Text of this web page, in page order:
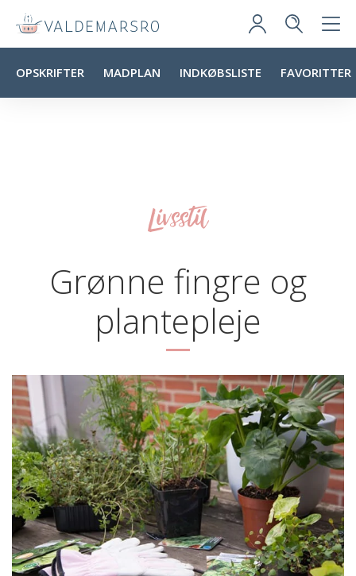
OPSKRIFTER MADPLAN INDKØBSLISTE FAVORITTER
Livsstil
Grønne fingre og
plantepleje